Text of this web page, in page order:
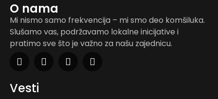
O nama
Mi nismo samo frekvencija – mi smo deo komšiluka.
Slušamo vas, podržavamo lokalne inicijative i
pratimo sve što je važno za našu zajednicu.
Vesti